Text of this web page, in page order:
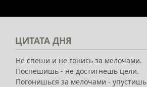
ЦИТАТА ДНЯ
Не спеши и не гонись за мелочами.
Поспешишь - не достигнешь цели.
Погонишься за мелочами - упустишь